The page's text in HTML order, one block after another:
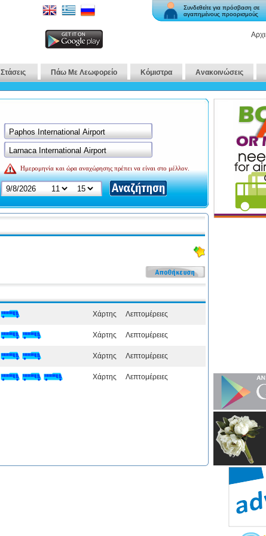
Συνδεθείτε για πρόσβαση σε
αγαπημένους προορισμούς
Στάσεις Πάω Με Λεωφορείο Κόμιστρα Ανακοινώσεις
Ημερομηνία και ώρα αναχώρησης πρέπει να είναι στο μέλλον.
Χάρτης Λεπτομέρειες
Χάρτης Λεπτομέρειες
Χάρτης Λεπτομέρειες
Χάρτης Λεπτομέρειες